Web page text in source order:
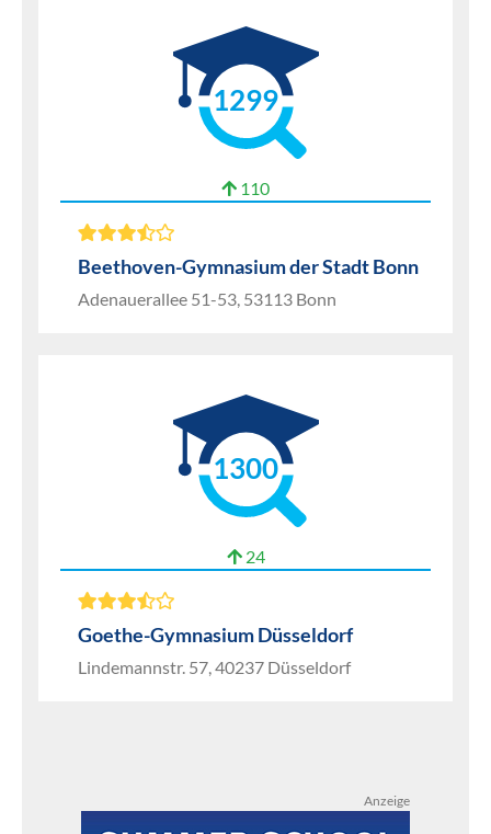
1299
110
Beethoven-Gymnasium der Stadt Bonn
Adenauerallee 51-53, 53113 Bonn
1300
24
Goethe-Gymnasium Düsseldorf
Lindemannstr. 57, 40237 Düsseldorf
Anzeige